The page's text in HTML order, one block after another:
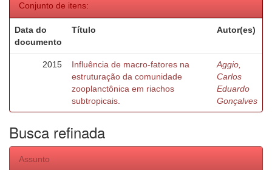
Conjunto de itens:
Data do
documento
Título Autor(es)
2015
Influência de macro-fatores na
estruturação da comunidade
zooplanctônica em riachos
subtropicais.
Aggio,
Carlos
Eduardo
Gonçalves
Busca refinada
Assunto